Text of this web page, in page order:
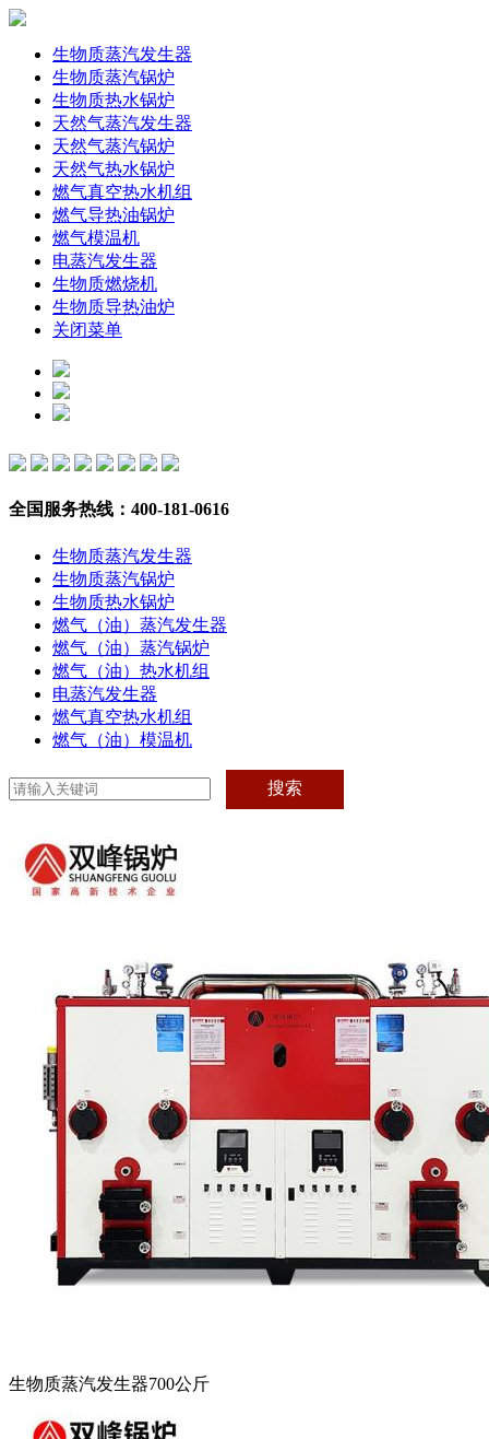
生物质蒸汽发生器
生物质蒸汽锅炉
生物质热水锅炉
天然气蒸汽发生器
天然气蒸汽锅炉
天然气热水锅炉
燃气真空热水机组
燃气导热油锅炉
燃气模温机
电蒸汽发生器
生物质燃烧机
生物质导热油炉
关闭菜单
全国服务热线：400-181-0616
生物质蒸汽发生器
生物质蒸汽锅炉
生物质热水锅炉
燃气（油）蒸汽发生器
燃气（油）蒸汽锅炉
燃气（油）热水机组
电蒸汽发生器
燃气真空热水机组
燃气（油）模温机
生物质蒸汽发生器700公斤